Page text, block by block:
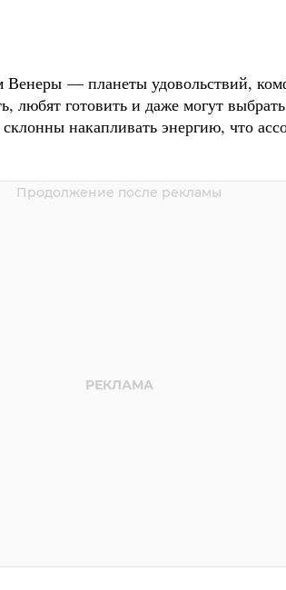
Венеры — планеты удовольствий,
любят готовить и даже могут
накапливать энергию, что